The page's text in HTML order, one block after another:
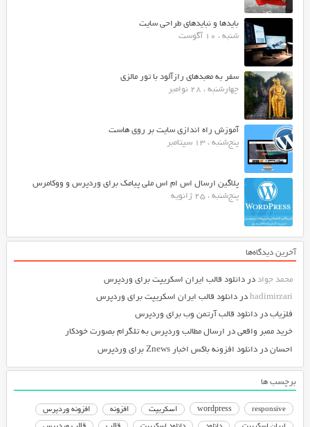
بایدها و نبایدهای طراحی سایت
شنبه ، 10 آگوست
سفر به معبدهای رازآلود با تور مالزی
چهارشنبه ، 28 نوامبر
آموزش راه اندازی سایت بر روی هاست
پنج‌شنبه ، 13 سپتامبر
پلاگین ارسال اس ام اس ملی پیامک برای وردپرس و ووکامرس
پنج‌شنبه ، 25 ژانویه
آخرین دیدگاه‌ها
محمد جواددر دانلود قالب ایران اسکریپت برای وردپرس
hadimirzariدر دانلود قالب ایران اسکریپت برای وردپرس
فلزیابدر دانلود قالب آرتمن وب برای وردپرس
خرید ممبر واقعیدر ارسال مطالب وردپرس به تلگرام بصورت خودکار
احساندر دانلود افزونه باکس اخبار Znews برای وردپرس
برچسب ها
responsive
wordpress اسکریپت افزونه افزونه وردپرس